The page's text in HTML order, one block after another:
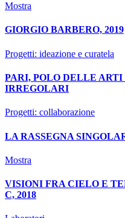
Mostra
GIORGIO BARBERO, 2019
Progetti: ideazione e curatela
PARI, POLO DELLE
IRREGOLARI
Progetti: collaborazione
LA RASSEGNA
Mostra
VISIONI FRA CIELO E
C, 2018